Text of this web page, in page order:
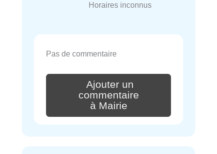
Horaires inconnus
Pas de commentaire
Ajouter un
commentaire
à Mairie